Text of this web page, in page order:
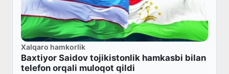
Xalqaro hamkorlik
Baxtiyor Saidov tojikistonlik hamkasbi bilan
telefon orqali muloqot qildi